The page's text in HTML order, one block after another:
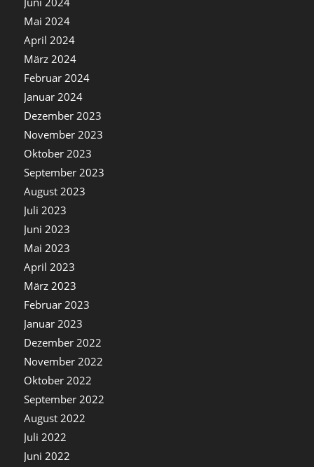
Mai 2024
April 2024
März 2024
Februar 2024
Januar 2024
Dezember 2023
November 2023
Oktober 2023
September 2023
August 2023
Juli 2023
Juni 2023
Mai 2023
April 2023
März 2023
Februar 2023
Januar 2023
Dezember 2022
November 2022
Oktober 2022
September 2022
August 2022
Juli 2022
Juni 2022